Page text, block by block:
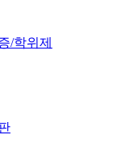
/학위제